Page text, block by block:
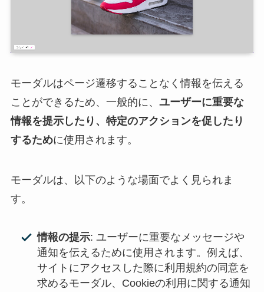
モーダルはページ遷移することなく情報を伝える
ことができるため、一般的に、 ユーザーに重要な
情報を提示したり、特定のアクションを促したり
するために使用されます。
モーダルは、以下のような場面でよく見られま
す。
情報の提示: ユーザーに重要なメッセージや
通知を伝えるために使用されます。例えば、
サイトにアクセスした際に利用規約の同意を
求めるモーダル、Cookieの利用に関する通知